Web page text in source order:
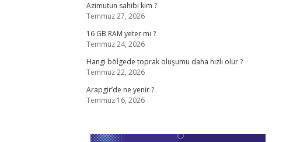
Azimutun sahibi kim ?
Temmuz 27, 2026
16 GB RAM yeter mi ?
Temmuz 24, 2026
Hangi bölgede toprak oluşumu daha hızlı olur ?
Temmuz 22, 2026
Arapgir’de ne yenir ?
Temmuz 16, 2026